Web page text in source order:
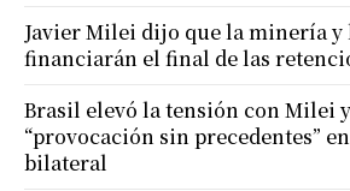
Javier Milei dijo que la minería y
financiarán el final de las
Brasil elevó la tensión con Milei
“provocación sin precedentes”
bilateral